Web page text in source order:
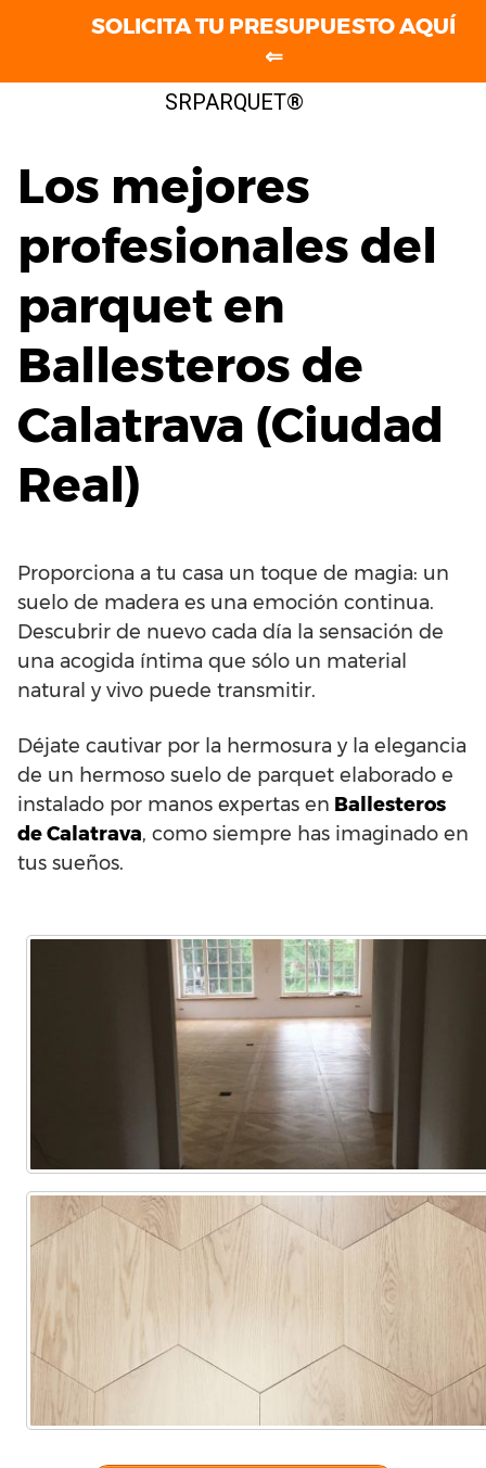
SRPARQUET®
Los mejores
profesionales del
parquet en
Ballesteros de
Calatrava (Ciudad
Real)
Proporciona a tu casa un toque de magia: un
suelo de madera es una emoción continua.
Descubrir de nuevo cada día la sensación de
una acogida íntima que sólo un material
natural y vivo puede transmitir.
Déjate cautivar por la hermosura y la elegancia
de un hermoso suelo de parquet elaborado e
instalado por manos expertas en Ballesteros
de Calatrava, como siempre has imaginado en
tus sueños.
SOLICITA TU PRESUPUESTO AQUÍ
⇐